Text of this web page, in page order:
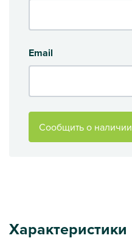
Email
Сообщить о наличии
Характеристики